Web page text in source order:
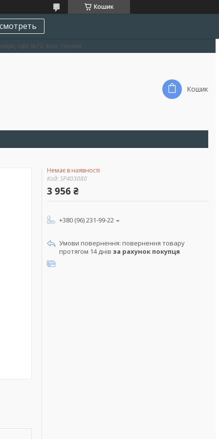
Кошик
офіс №73, Київ, Україна
Кошик
Немає в наявності
Код:SP403080
3 956 ₴
+380 (96) 231-99-22
повернення товару
протягом 14 днів за рахунок покупця